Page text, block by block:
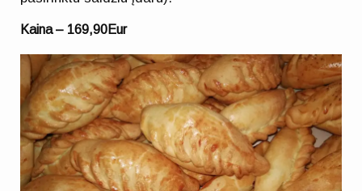
Kaina – 169,90Eur